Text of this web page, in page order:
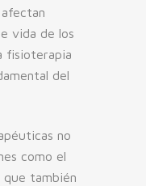
vida de los
fisioterapia
del
no
como el
que también